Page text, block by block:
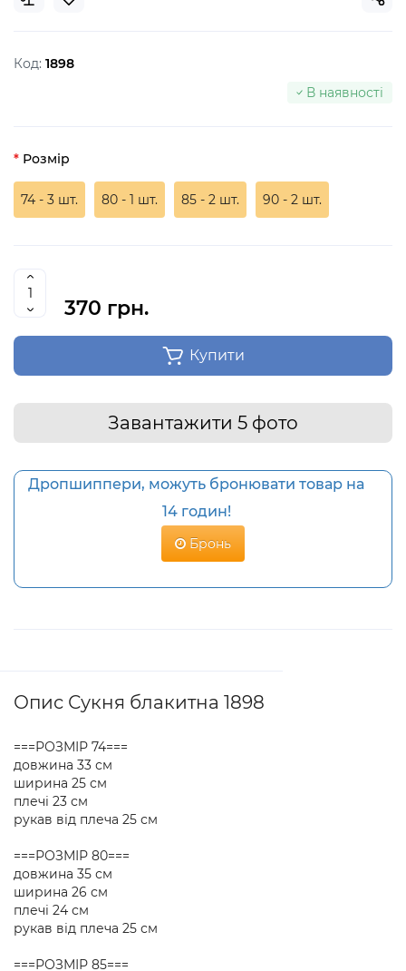
Код: 1898
В наявності
Розмір
74 - 3 шт. 80 - 1 шт. 85 - 2 шт. 90 - 2 шт.
370 грн.
Купити
Завантажити 5 фото
Дропшиппери, можуть бронювати товар на
14 годин!
Бронь
Опис Сукня блакитна 1898
===РОЗМІР 74===
довжина 33 см
ширина 25 см
плечі 23 см
рукав від плеча 25 см
===РОЗМІР 80===
довжина 35 см
ширина 26 см
плечі 24 см
рукав від плеча 25 см
===РОЗМІР 85===